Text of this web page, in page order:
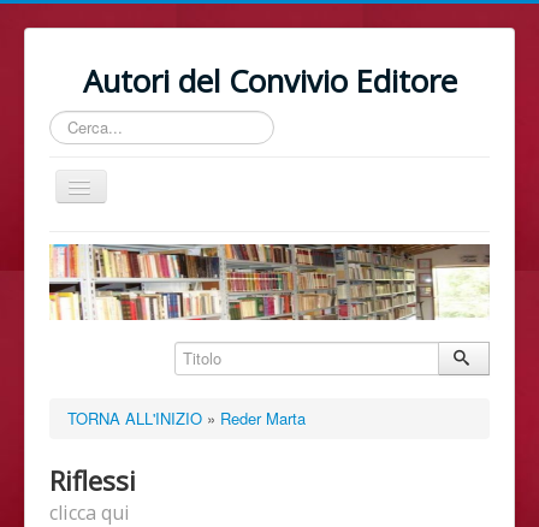
Autori del Convivio Editore
Cerca...
Cambia
navigazione
Home
TORNA ALL'INIZIO » Reder Marta
Riflessi
clicca qui